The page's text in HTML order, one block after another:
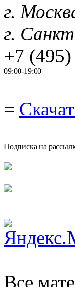
г.
г.
+7
09:00-19:00
=
Подписка на
Все